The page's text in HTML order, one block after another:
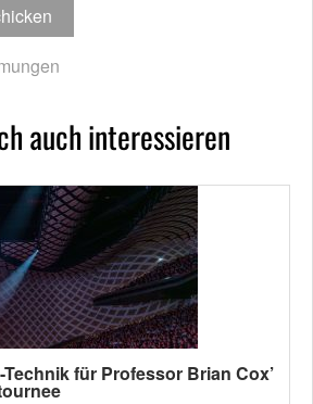
auch interessieren
für Professor Brian Cox’